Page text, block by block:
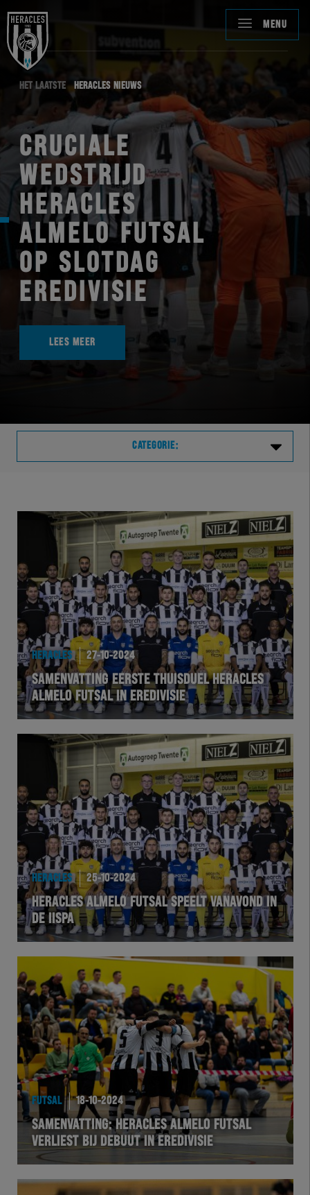
MENU
HET LAATSTE HERACLES NIEUWS
CRUCIALE
WEDSTRIJD
HERACLES
ALMELO FUTSAL
OP SLOTDAG
EREDIVISIE
LEES MEER
CATEGORIE:
VVVHER
HERVOL
HEREXC
EXCHER
VOLHER
HERTEL
Natuurgras
Wedstrijd
Heracles
BusinessClub
Foundation
Team Zwart Wit
Futsal
eSports
Academie
HERACLES 27-10-2024
SAMENVATTING EERSTE THUISDUEL HERACLES
ALMELO FUTSAL IN EREDIVISIE
HERACLES 25-10-2024
HERACLES ALMELO FUTSAL SPEELT VANAVOND IN
DE IISPA
FUTSAL 18-10-2024
SAMENVATTING: HERACLES ALMELO FUTSAL
VERLIEST BIJ DEBUUT IN EREDIVISIE